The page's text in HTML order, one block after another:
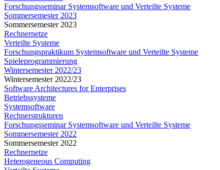
Forschungsseminar Systemsoftware und Verteilte Systeme
Sommersemester 2023
Sommersemester 2023
Rechnernetze
Verteilte Systeme
Forschungspraktikum Systemsoftware und Verteilte Systeme
Spieleprogrammierung
Wintersemester 2022/23
Wintersemester 2022/23
Software Architectures for Enterprises
Betriebssysteme
Systemsoftware
Rechnerstrukturen
Forschungsseminar Systemsoftware und Verteilte Systeme
Sommersemester 2022
Sommersemester 2022
Rechnernetze
Heterogeneous Computing